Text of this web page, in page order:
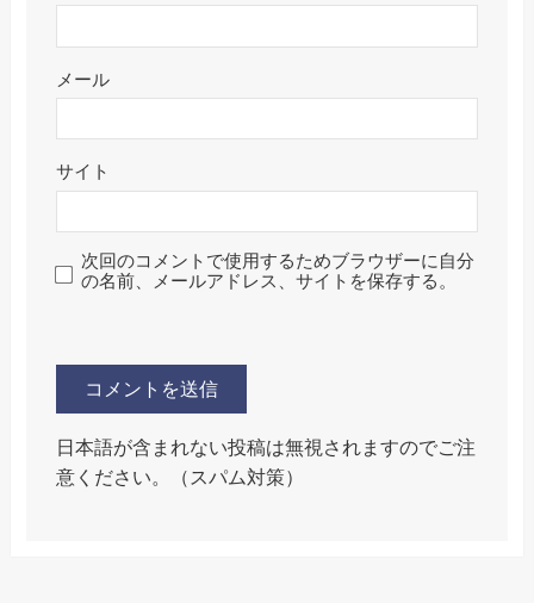
メール
サイト
次回のコメントで使用するためブラウザーに自分
の名前、メールアドレス、サイトを保存する。
日本語が含まれない投稿は無視されますのでご注
意ください。（スパム対策）